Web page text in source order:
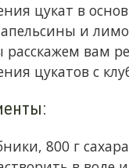
цукат в
и
расскажем вам
цукатов с
800 г